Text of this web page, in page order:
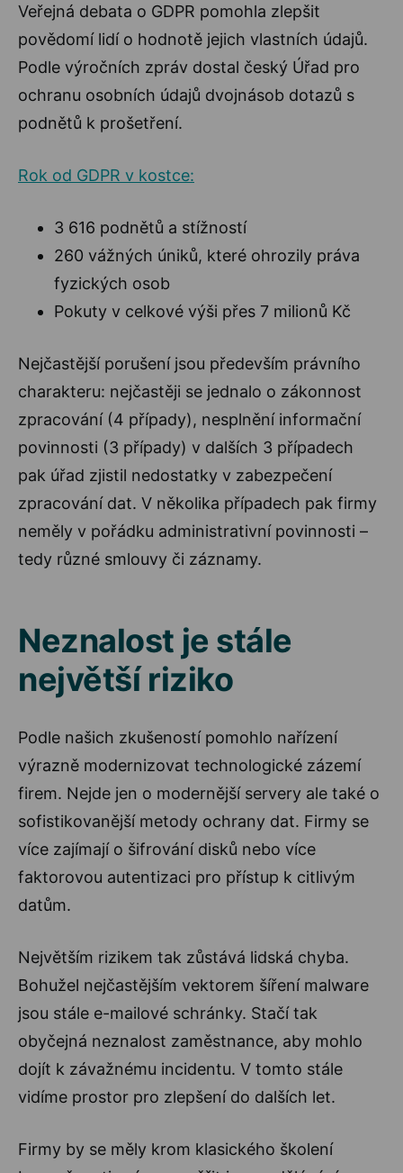
Veřejná debata o GDPR pomohla zlepšit
povědomí lidí o hodnotě jejich vlastních údajů.
Podle výročních zpráv dostal český Úřad pro
ochranu osobních údajů dvojnásob dotazů s
podnětů k prošetření.
Rok od GDPR v kostce:
3 616 podnětů a stížností
260 vážných úniků, které ohrozily práva
fyzických osob
Pokuty v celkové výši přes 7 milionů Kč
Nejčastější porušení jsou především právního
charakteru: nejčastěji se jednalo o zákonnost
zpracování (4 případy), nesplnění informační
povinnosti (3 případy) v dalších 3 případech
pak úřad zjistil nedostatky v zabezpečení
zpracování dat. V několika případech pak firmy
neměly v pořádku administrativní povinnosti –
tedy různé smlouvy či záznamy.
Neznalost je stále
největší riziko
Podle našich zkušeností pomohlo nařízení
výrazně modernizovat technologické zázemí
firem. Nejde jen o modernější servery ale také o
sofistikovanější metody ochrany dat. Firmy se
více zajímají o šifrování disků nebo více
faktorovou autentizaci pro přístup k citlivým
datům.
Největším rizikem tak zůstává lidská chyba.
Bohužel nejčastějším vektorem šíření malware
jsou stále e-mailové schránky. Stačí tak
obyčejná neznalost zaměstnance, aby mohlo
dojít k závažnému incidentu. V tomto stále
vidíme prostor pro zlepšení do dalších let.
Firmy by se měly krom klasického školení